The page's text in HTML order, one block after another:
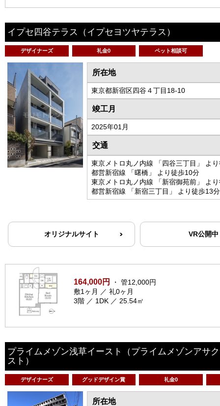
イプセ四谷テラス （イプセヨツヤテラス）
デザイナーズ 礼金0 ペット相談可
所在地
東京都新宿区四谷４丁目18-10
竣工月
2025年01月
交通
東京メトロ丸ノ内線 「四谷三丁目」 よ
都営新宿線 「曙橋」 より徒歩10分
東京メトロ丸ノ内線 「新宿御苑前」 よ
都営新宿線 「新宿三丁目」 より徒歩13分
オリジナルサイト VR公開中
164,000円
・ 管12,000円
敷1ヶ月 ／ 礼0ヶ月
3階 ／ 1DK ／ 25.54㎡
プライムメゾン浅草イースト
（プライムメゾンアサ
スト）
デザイナーズ グッドデザイン賞 礼金0
所在地